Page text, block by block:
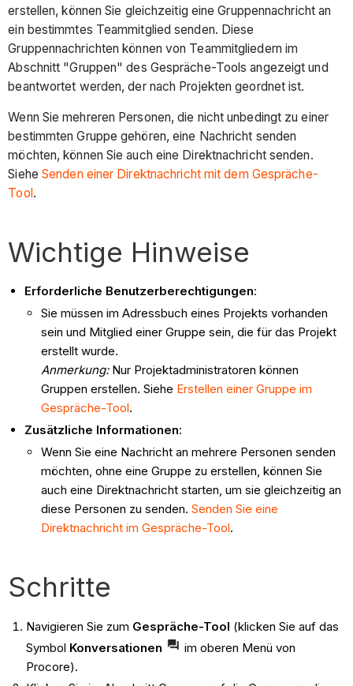
erstellen, können Sie gleichzeitig eine Gruppennachricht an
ein bestimmtes Teammitglied senden. Diese
Gruppennachrichten können von Teammitgliedern im
Abschnitt "Gruppen" des Gespräche-Tools angezeigt und
beantwortet werden, der nach Projekten geordnet ist.
Wenn Sie mehreren Personen, die nicht unbedingt zu einer
bestimmten Gruppe gehören, eine Nachricht senden
möchten, können Sie auch eine Direktnachricht senden.
Siehe Senden einer Direktnachricht mit dem Gespräche-
Tool .
Wichtige Hinweise
Erforderliche Benutzerberechtigungen:
Sie müssen im Adressbuch eines Projekts vorhanden
sein und Mitglied einer Gruppe sein, die für das Projekt
erstellt wurde.
Anmerkung: Nur Projektadministratoren können
Gruppen erstellen. Siehe Erstellen einer Gruppe im
Gespräche-Tool.
Zusätzliche Informationen:
Wenn Sie eine Nachricht an mehrere Personen senden
möchten, ohne eine Gruppe zu erstellen, können Sie
auch eine Direktnachricht starten, um sie gleichzeitig an
diese Personen zu senden.Senden Sie eine
Direktnachricht im Gespräche-Tool.
Schritte
Navigieren Sie zum Gespräche-Tool (klicken Sie auf das
Symbol Konversationen
im oberen Menü von
Procore).